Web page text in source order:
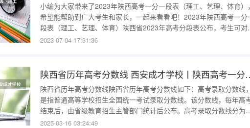
小编为大家带来了2023年陕西高考一分一段表（理工、艺理、体育），
希望能帮助到广大考生和家长，一起来看看吧！2023年陕西高考一分
段表（理工、艺理、体育）陕西省2023年高考分段表公布，考生可对
下方一分一段表，查看自己的分数在哪个位次，具体情况如下：一分段
2023-07-04 17:31:36
陕西省历年高考分数线 西安成
陕西省历年高考分数线陕西省历年高考分数线如下：高考录取分数线，
是指普通高等学校招生全国统一考试录取分数线。该分数线，每年高
结束后，由省级教育招生主管部门统计后公布。高考录取分数线分为
科线，专科线。各学校根据自身的投档人数和计划招生人数划定本校最
2025-03-16 03:24:49